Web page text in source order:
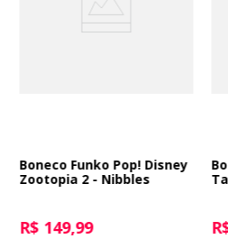
Boneco Funko Pop! Disney
Zootopia 2 - Nibbles
R$ 149,99